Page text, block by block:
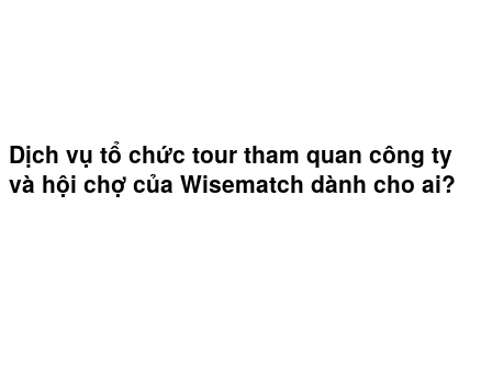
Dịch vụ tổ chức tour tham quan công ty
và hội chợ của Wisematch dành cho ai?